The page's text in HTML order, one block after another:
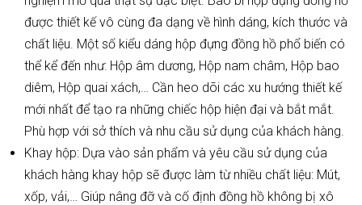
được thiết kế vô cùng đa dạng về hình dáng, kích thước và
chất liệu. Một số kiểu dáng hộp đựng đồng hồ phổ biến có
thể kể đến như: Hộp âm dương, Hộp nam châm, Hộp bao
diêm, Hộp quai xách,… Cần heo dõi các xu hướng thiết kế
mới nhất để tạo ra những chiếc hộp hiện đại và bắt mắt.
Phù hợp với sở thích và nhu cầu sử dụng của khách hàng.
Khay hộp: Dựa vào sản phẩm và yêu cầu sử dụng của
khách hàng khay hộp sẽ được làm từ nhiều chất liệu: Mút,
xốp, vải,… Giúp nâng đỡ và cố định đồng hồ không bị xô